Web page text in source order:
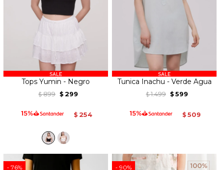
Tops Yumin - Negro
$ 899 $ 299
$ 254
Tunica Inachu - Verde Agua
$ 1.499 $ 599
$ 509
76 90